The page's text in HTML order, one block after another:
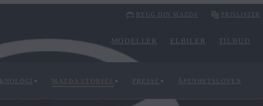
BYGG DIN MAZDA PRISLISTER
MODELLER ELBILER TILBUD
MAZDA STORIES PRESSE ÅPENHETSLOVEN